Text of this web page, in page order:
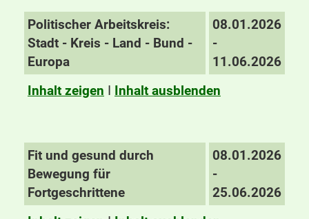
Politischer Arbeitskreis:
Stadt - Kreis - Land - Bund -
Europa
08.01.2026
-
11.06.2026
Inhalt zeigen I Inhalt ausblenden
Fit und gesund durch
Bewegung für
Fortgeschrittene
08.01.2026
-
25.06.2026